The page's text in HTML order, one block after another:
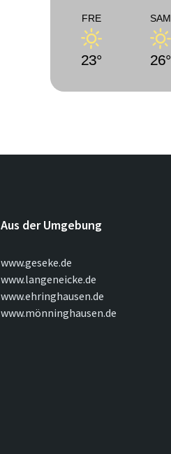
FRE
23°
SAM
26°
Aus der Umgebung
www.geseke.de
www.langeneicke.de
www.ehringhausen.de
www.mönninghausen.de